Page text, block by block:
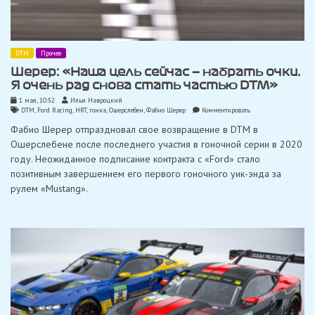
DTM Прочее
Шерер: «Наша цель сейчас — набрать очки.
Я очень рад снова стать частью DTM»
1 мая, 10:52
Илья Навроцкий
DTM, Ford Racing, HRT, гонка,Ошерслебен,Фабио Шерер Комментироватьon
«Наша
сейчас
—
очки.
стать
DTM»
Фабио Шерер отпраздновал свое возвращение в DTM в
Ошерслебене после последнего участия в гоночной серии в 2020
году. Неожиданное подписание контракта с «Ford» стало
позитивным завершением его первого гоночного уик-энда за
рулем «Mustang».